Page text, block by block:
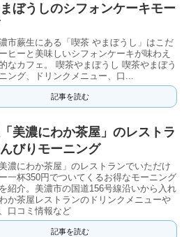
ぼうしのシフォンケーキモー
市蕨生にある「喫茶 やまぼうし」はこだ
ヒーと美味しいシフォンケーキが味わえ
なカフェ。 喫茶やまぼうし 喫茶やまぼう
ング、ドリンクメニュー、口...
記事を読む
美濃にわか茶屋」のレストラ
びりモーニング
濃にわか茶屋」のレストランでいただけ
一杯350円でついてくるお得なモーニング
紹介。美濃市の国道156号線沿いから入れ
か茶屋レストランのドリンクメニューや
口コミ情報など
記事を読む